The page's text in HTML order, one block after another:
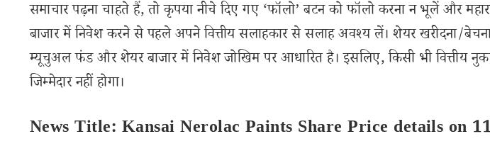
समाचार पढ़ना चाहते हैं, तो कृपया नीचे दिए गए ‘फॉलो’ बटन को फॉलो करना न भूलें और
बाजार में निवेश करने से पहले अपने वित्तीय सलाहकार से सलाह अवश्य लें। शेयर खरीदना/बेचना
म्यूचुअल फंड और शेयर बाजार में निवेश जोखिम पर आधारित है। इसलिए, किसी भी वित्तीय
जिम्मेदार नहीं होगा।
News Title: Kansai Nerolac Paints Share Price details on